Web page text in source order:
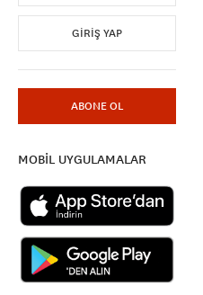
GIRIŞ YAP
ABONE OL
MOBİL UYGULAMALAR